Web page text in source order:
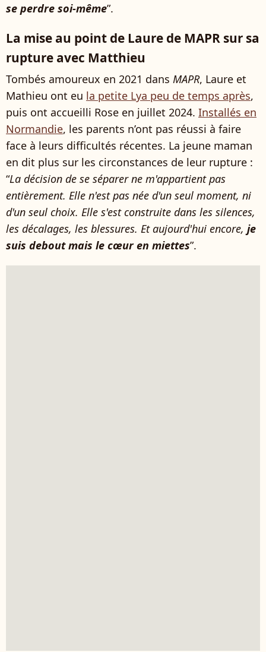
se perdre soi-même”.
La mise au point de Laure de MAPR sur sa
rupture avec Matthieu
Tombés amoureux en 2021 dans MAPR, Laure et
Mathieu ont eu la petite Lya peu de temps après,
puis ont accueilli Rose en juillet 2024. Installés en
Normandie, les parents n’ont pas réussi à faire
face à leurs difficultés récentes. La jeune maman
en dit plus sur les circonstances de leur rupture :
“La décision de se séparer ne m'appartient pas
entièrement. Elle n'est pas née d'un seul moment, ni
d'un seul choix. Elle s'est construite dans les silences,
les décalages, les blessures. Et aujourd'hui encore, je
suis debout mais le cœur en miettes”.